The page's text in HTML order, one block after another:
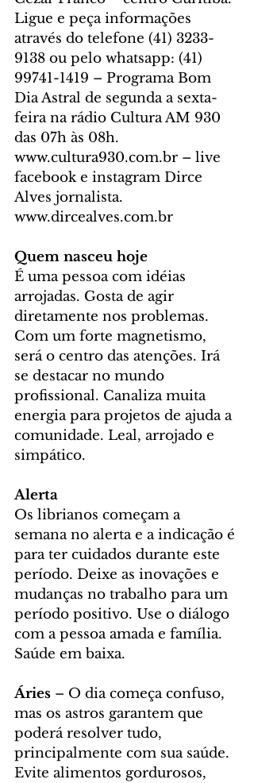
Ligue e peça informações
através do telefone (41) 3233-
9138 ou pelo whatsapp: (41)
99741-1419 – Programa Bom
Dia Astral de segunda a sexta-
feira na rádio Cultura AM 930
das 07h às 08h.
www.cultura930.com.br – live
facebook e instagram Dirce
Alves jornalista.
www.dircealves.com.br
Quem nasceu hoje
É uma pessoa com idéias
arrojadas. Gosta de agir
diretamente nos problemas.
Com um forte magnetismo,
será o centro das atenções. Irá
se destacar no mundo
profissional. Canaliza muita
energia para projetos de ajuda a
comunidade. Leal, arrojado e
simpático.
Alerta
Os librianos começam a
semana no alerta e a indicação é
para ter cuidados durante este
período. Deixe as inovações e
mudanças no trabalho para um
período positivo. Use o diálogo
com a pessoa amada e família.
Saúde em baixa.
Áries – O dia começa confuso,
mas os astros garantem que
poderá resolver tudo,
principalmente com sua saúde.
Evite alimentos gordurosos,